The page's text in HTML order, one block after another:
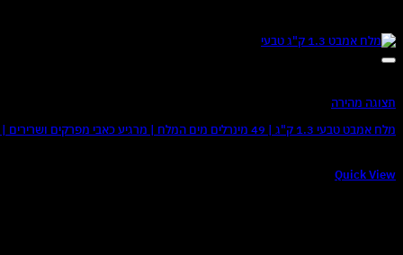
תצוגה מהירה
מלח אמבט טבעי 1.3 ק"ג | 49 מינרלים מים המלח | מרגיע כאבי מפרקים ושרירים | מטפל בפסוריאזיס ואקזמה | שמנים ותמציות צמחים לחוויה מחדשת
Quick View